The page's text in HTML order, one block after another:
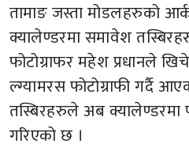
तामाङ जस्ता मोडलहरुको
क्यालेण्डरमा समावेश
फोटोग्राफर महेश प्रधानले
ल्ग्यामरस फोटोग्राफी गर्दै
तस्बिरहरुले अब क्यालेण्डरमा
गरिएको छ ।